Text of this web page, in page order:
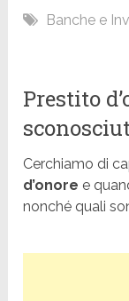
Banche e
Prestito
Cerchiamo di
d’onore e
nonché quali